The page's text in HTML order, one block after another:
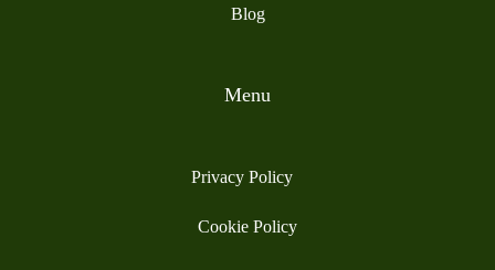
Blog
Menu
Privacy Policy
Cookie Policy